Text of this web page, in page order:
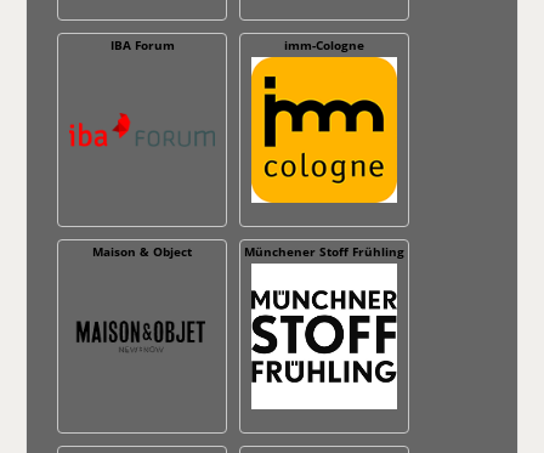
IBA Forum imm-Cologne
Maison & Object Münchener Stoff Frühling